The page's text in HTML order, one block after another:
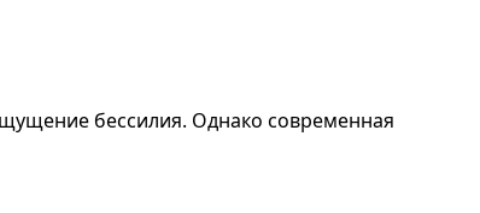
бессилия. Однако современная